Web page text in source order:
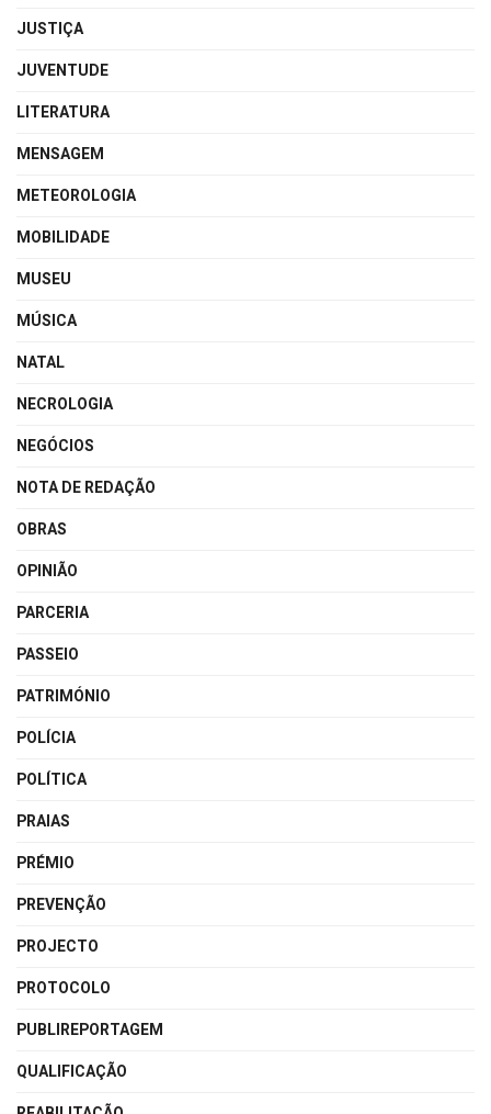
JUSTIÇA
JUVENTUDE
LITERATURA
MENSAGEM
METEOROLOGIA
MOBILIDADE
MUSEU
MÚSICA
NATAL
NECROLOGIA
NEGÓCIOS
NOTA DE REDAÇÃO
OBRAS
OPINIÃO
PARCERIA
PASSEIO
PATRIMÓNIO
POLÍCIA
POLÍTICA
PRAIAS
PRÉMIO
PREVENÇÃO
PROJECTO
PROTOCOLO
PUBLIREPORTAGEM
QUALIFICAÇÃO